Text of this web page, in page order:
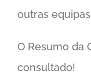
outras
O Resumo da
consultado!